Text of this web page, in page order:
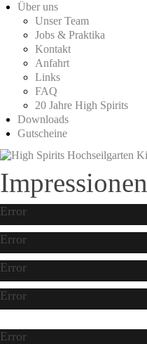
Über uns
Unser Team
Jobs & Praktika
Kontakt
Anfahrt
Links
FAQ
20 Jahre High Spirits
Downloads
Gutscheine
Impressionen
Error
Error
Error
Error
Error